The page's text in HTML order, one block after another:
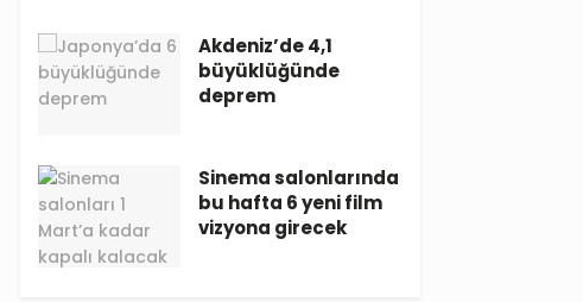
Akdeniz’de 4,1
büyüklüğünde
deprem
Sinema salonlarında
bu hafta 6 yeni film
vizyona girecek